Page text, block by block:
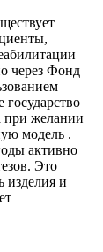
через Фонд
государство
при желании
модель .
активно
Это
изделия и